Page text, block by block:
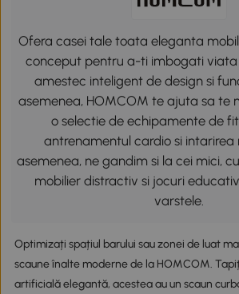
Ofera casei tale toata eleganta
conceput pentru a-ti imbogati viata
amestec inteligent de design si
asemenea, HOMCOM te ajuta sa te
o selectie de echipamente de
antrenamentul cardio si intarirea
asemenea, ne gandim si la cei mici,
mobilier distractiv si jocuri
varstele.
Optimizați spațiul barului sau zonei de luat
scaune înalte moderne de la HOMCOM.
artificială elegantă, acestea au un scaun